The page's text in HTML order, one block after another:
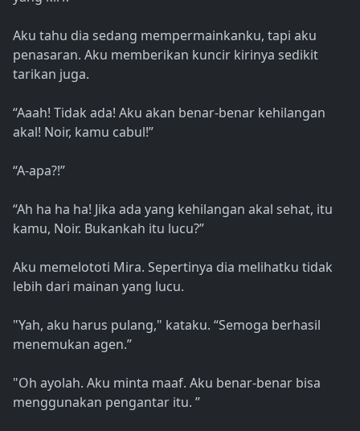
Aku tahu dia sedang mempermainkanku, tapi aku
penasaran. Aku memberikan kuncir kirinya sedikit
tarikan juga.
“Aaah! Tidak ada! Aku akan benar-benar kehilangan
akal! Noir, kamu cabul!”
“A-apa?!”
“Ah ha ha ha! Jika ada yang kehilangan akal sehat, itu
kamu, Noir. Bukankah itu lucu?”
Aku memelototi Mira. Sepertinya dia melihatku tidak
lebih dari mainan yang lucu.
"Yah, aku harus pulang," kataku. “Semoga berhasil
menemukan agen.”
"Oh ayolah. Aku minta maaf. Aku benar-benar bisa
menggunakan pengantar itu. ”